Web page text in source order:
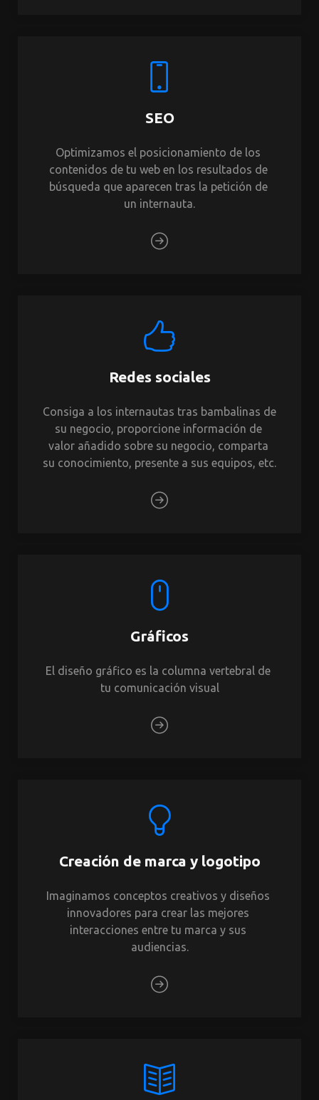
SEO
Optimizamos el posicionamiento de los
contenidos de tu web en los resultados de
búsqueda que aparecen tras la petición de
un internauta.
Redes sociales
Consiga a los internautas tras bambalinas de
su negocio, proporcione información de
valor añadido sobre su negocio, comparta
su conocimiento, presente a sus equipos, etc.
Gráficos
El diseño gráfico es la columna vertebral de
tu comunicación visual
Creación de marca y logotipo
Imaginamos conceptos creativos y diseños
innovadores para crear las mejores
interacciones entre tu marca y sus
audiencias.